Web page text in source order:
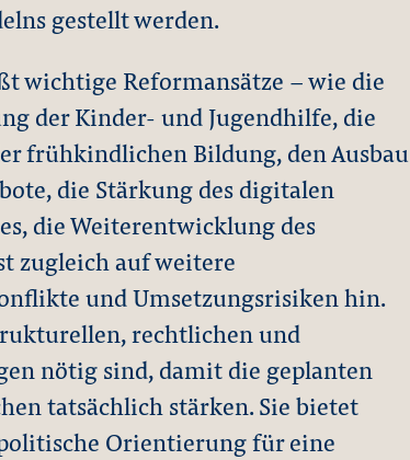
gestellt werden.
wichtige Reformansätze – wie die
der Kinder- und Jugendhilfe, die
frühkindlichen Bildung, den Ausbau
die Stärkung des digitalen
die Weiterentwicklung des
zugleich auf weitere
und Umsetzungsrisiken hin.
rechtlichen und
nötig sind, damit die geplanten
tatsächlich stärken. Sie bietet
Orientierung für eine